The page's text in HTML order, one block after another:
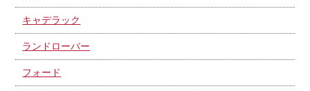
キャデラック
ランドローバー
フォード